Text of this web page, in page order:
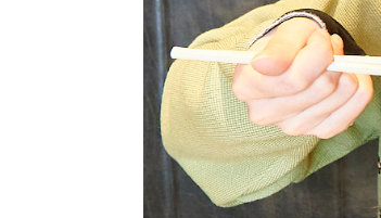
ストリートを愛するカルチャー・マガジン